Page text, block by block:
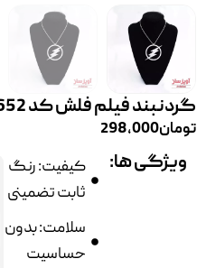
گردنبند فیلم فلش کد 100652
تومان298,000
ویژگی ها:
کیفیت: رنگ
ثابت تضمینی
سلامت: بدون
حساسیت